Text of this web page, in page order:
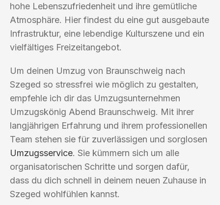
hohe Lebenszufriedenheit und ihre gemütliche
Atmosphäre. Hier findest du eine gut ausgebaute
Infrastruktur, eine lebendige Kulturszene und ein
vielfältiges Freizeitangebot.
Um deinen Umzug von Braunschweig nach
Szeged so stressfrei wie möglich zu gestalten,
empfehle ich dir das Umzugsunternehmen
Umzugskönig Abend Braunschweig. Mit ihrer
langjährigen Erfahrung und ihrem professionellen
Team stehen sie für zuverlässigen und sorglosen
Umzugsservice. Sie kümmern sich um alle
organisatorischen Schritte und sorgen dafür,
dass du dich schnell in deinem neuen Zuhause in
Szeged wohlfühlen kannst.